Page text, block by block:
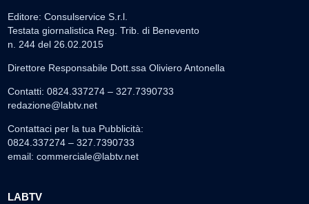
Editore: Consulservice S.r.l.
Testata giornalistica Reg. Trib. di Benevento
n. 244 del 26.02.2015
Direttore Responsabile Dott.ssa Oliviero Antonella
Contatti: 0824.337274 – 327.7390733
redazione@labtv.net
Contattaci per la tua Pubblicità:
0824.337274 – 327.7390733
email: commerciale@labtv.net
LABTV